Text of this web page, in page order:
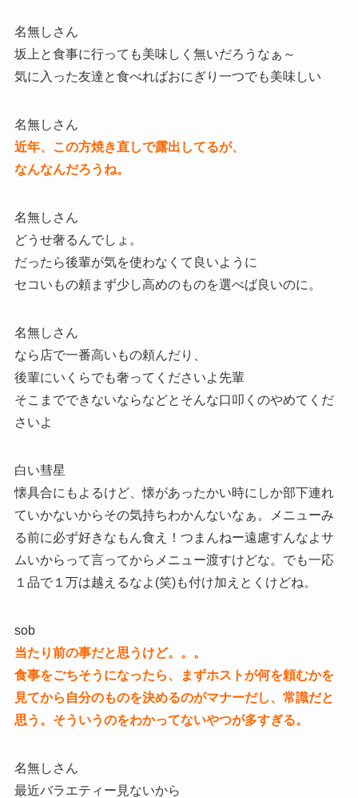
名無しさん
坂上と食事に行っても美味しく無いだろうなぁ～
気に入った友達と食べればおにぎり一つでも美味しい
名無しさん
近年、この方焼き直しで露出してるが、
なんなんだろうね。
名無しさん
どうせ奢るんでしょ。
だったら後輩が気を使わなくて良いように
セコいもの頼まず少し高めのものを選べば良いのに。
名無しさん
なら店で一番高いもの頼んだり、
後輩にいくらでも奢ってくださいよ先輩
そこまでできないならなどとそんな口叩くのやめてくだ
さいよ
白い彗星
懐具合にもよるけど、懐があったかい時にしか部下連れ
ていかないからその気持ちわかんないなぁ。メニューみ
る前に必ず好きなもん食え！つまんねー遠慮すんなよサ
ムいからって言ってからメニュー渡すけどな。でも一応
１品で１万は越えるなよ(笑)も付け加えとくけどね。
sob
当たり前の事だと思うけど。。。
食事をごちそうになったら、まずホストが何を頼むかを
見てから自分のものを決めるのがマナーだし、常識だと
思う。そういうのをわかってないやつが多すぎる。
名無しさん
最近バラエティー見ないから